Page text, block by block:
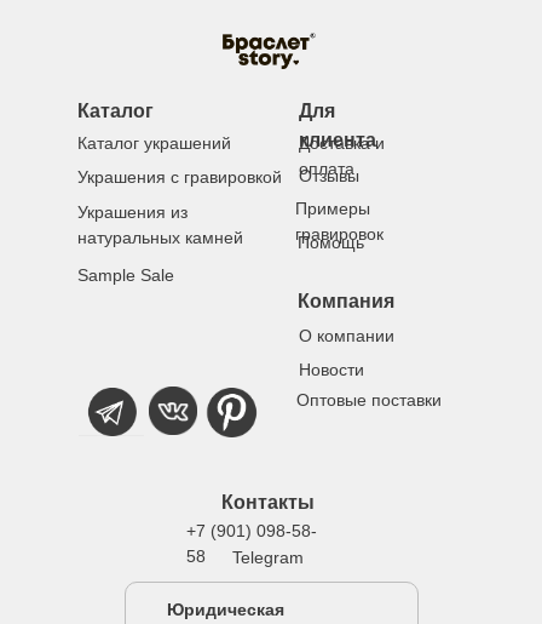
Каталог
Каталог украшений
Украшения с гравировкой
Украшения из
натуральных камней
Sample Sale
Для
клиента
Доставка и
оплата
Отзывы
Примеры
гравировок
Помощь
Компания
О компании
Новости
Юридическая
Контакты
Telegram
+7 (901) 098-58-
58
Оптовые поставки